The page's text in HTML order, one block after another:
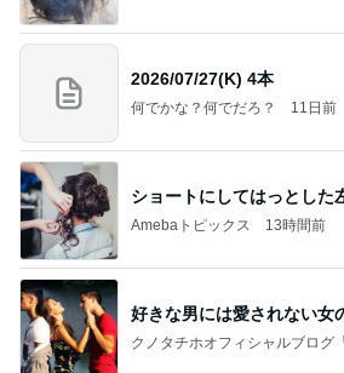
2026/07/27(K) 4本
何でかな？何でだろ？ 11日前
ショートにしてはっとした
Amebaトピックス 13時間前
好きな男には愛されない女
クノタチホオフィシャルブログ